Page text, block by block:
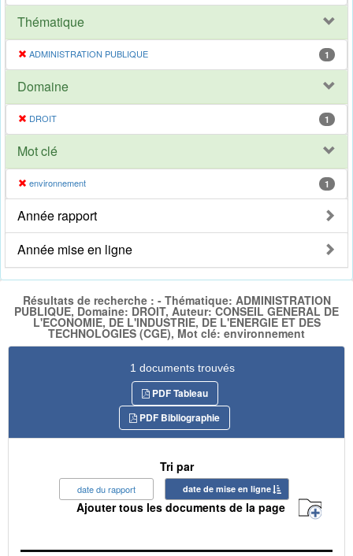
Thématique
ADMINISTRATION PUBLIQUE 1
Domaine
DROIT 1
Mot clé
environnement 1
Année rapport
Année mise en ligne
Résultats de recherche : - Thématique: ADMINISTRATION
PUBLIQUE, Domaine: DROIT, Auteur: CONSEIL GENERAL DE
L'ECONOMIE, DE L'INDUSTRIE, DE L'ENERGIE ET DES
TECHNOLOGIES (CGE), Mot clé: environnement
1 documents trouvés
PDF Tableau
PDF Bibliographie
Tri par
date du rapport date de mise en ligne
Ajouter tous les documents de la page